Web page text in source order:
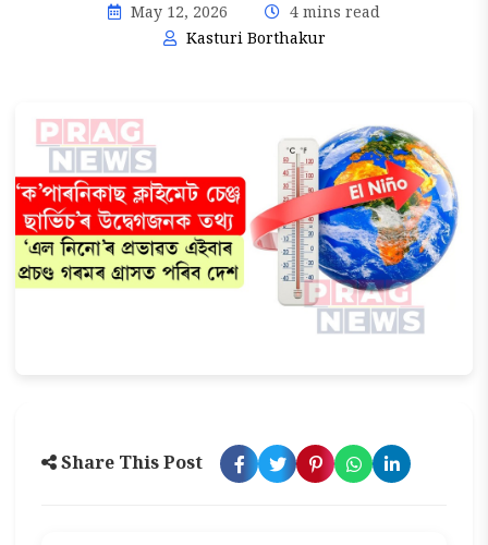
May 12, 2026
4 mins read
Kasturi Borthakur
Share This Post